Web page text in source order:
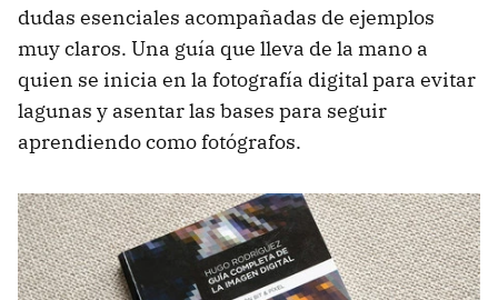
dudas esenciales acompañadas de ejemplos
muy claros. Una guía que lleva de la mano a
quien se inicia en la fotografía digital para evitar
lagunas y asentar las bases para seguir
aprendiendo como fotógrafos.